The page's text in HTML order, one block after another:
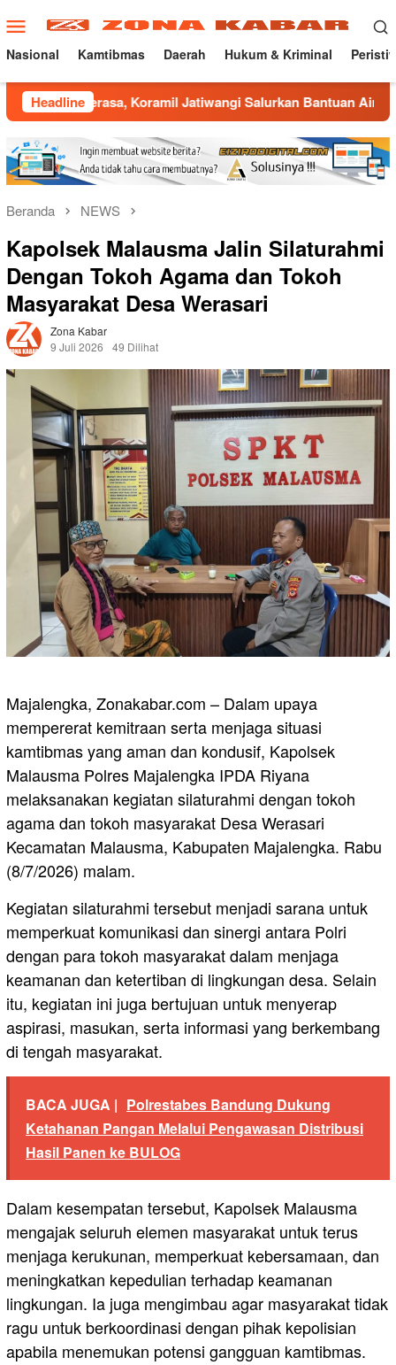
ke
konten
Menu
Mobile
Nasional Kamtibmas Daerah Hukum & Kriminal
Headline
Koramil Jatiwangi Salurkan Bantuan Air Bersih untuk
Beranda NEWS
Kapolsek Malausma Jalin Silaturahmi
Dengan Tokoh Agama dan Tokoh
Masyarakat Desa Werasari
Zona Kabar
9 Juli 2026
49 Dilihat
Majalengka, Zonakabar.com – Dalam upaya
mempererat kemitraan serta menjaga situasi
kamtibmas yang aman dan kondusif, Kapolsek
Malausma Polres Majalengka IPDA Riyana
melaksanakan kegiatan silaturahmi dengan tokoh
agama dan tokoh masyarakat Desa Werasari
Kecamatan Malausma, Kabupaten Majalengka. Rabu
(8/7/2026) malam.
Kegiatan silaturahmi tersebut menjadi sarana untuk
memperkuat komunikasi dan sinergi antara Polri
dengan para tokoh masyarakat dalam menjaga
keamanan dan ketertiban di lingkungan desa. Selain
itu, kegiatan ini juga bertujuan untuk menyerap
aspirasi, masukan, serta informasi yang berkembang
di tengah masyarakat.
BACA JUGA | Polrestabes Bandung Dukung
Ketahanan Pangan Melalui Pengawasan Distribusi
Hasil Panen ke BULOG
Dalam kesempatan tersebut, Kapolsek Malausma
mengajak seluruh elemen masyarakat untuk terus
menjaga kerukunan, memperkuat kebersamaan, dan
meningkatkan kepedulian terhadap keamanan
lingkungan. Ia juga mengimbau agar masyarakat tidak
ragu untuk berkoordinasi dengan pihak kepolisian
apabila menemukan potensi gangguan kamtibmas.